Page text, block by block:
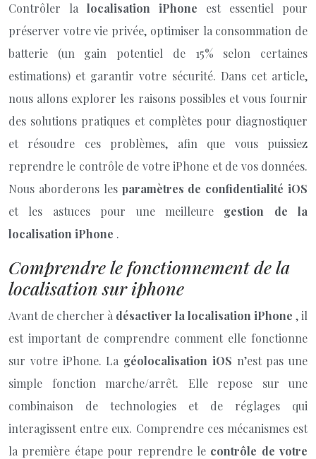
Contrôler la localisation iPhone est essentiel pour
préserver votre vie privée, optimiser la consommation de
batterie (un gain potentiel de 15% selon certaines
estimations) et garantir votre sécurité. Dans cet article,
nous allons explorer les raisons possibles et vous fournir
des solutions pratiques et complètes pour diagnostiquer
et résoudre ces problèmes, afin que vous puissiez
reprendre le contrôle de votre iPhone et de vos données.
Nous aborderons les paramètres de confidentialité iOS
et les astuces pour une meilleure gestion de la
localisation iPhone .
Comprendre le fonctionnement de la
localisation sur iphone
Avant de chercher à désactiver la localisation iPhone , il
est important de comprendre comment elle fonctionne
sur votre iPhone. La géolocalisation iOS n’est pas une
simple fonction marche/arrêt. Elle repose sur une
combinaison de technologies et de réglages qui
interagissent entre eux. Comprendre ces mécanismes est
la première étape pour reprendre le contrôle de votre